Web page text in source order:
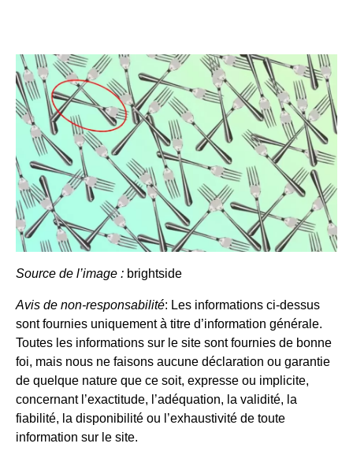
Source de l’image : brightside
Avis de non-responsabilité: Les informations ci-dessus
sont fournies uniquement à titre d’information générale.
Toutes les informations sur le site sont fournies de bonne
foi, mais nous ne faisons aucune déclaration ou garantie
de quelque nature que ce soit, expresse ou implicite,
concernant l’exactitude, l’adéquation, la validité, la
fiabilité, la disponibilité ou l’exhaustivité de toute
information sur le site.